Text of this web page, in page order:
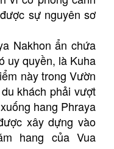
sự nguyên sơ
Nakhon ẩn chứa
uy quyền, là Kuha
này trong Vườn
khách phải vượt
hang Phraya
xây dựng vào
hang của Vua